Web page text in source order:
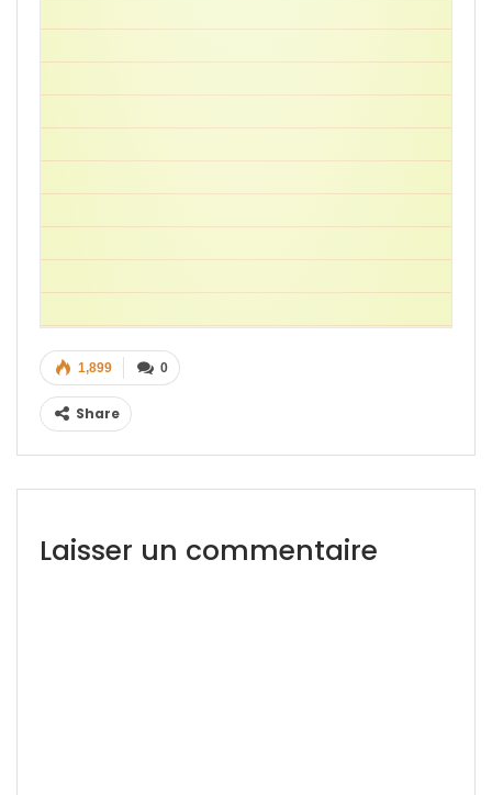
0
1,899
Share
Laisser un commentaire